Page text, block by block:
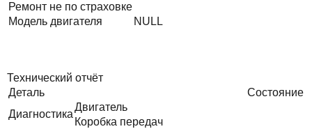
Ремонт не по страховке
Модель двигателя
NULL
Технический отчёт
Деталь
Состояние
Диагностика
Двигатель
Коробка передач